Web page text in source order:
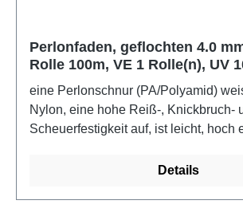
Perlonfaden, geflochten 4.0
Rolle 100m, VE 1 Rolle(n), UV
eine Perlonschnur (PA/Polyamid)
Nylon, eine hohe Reiß-, Knickbruch-
Scheuerfestigkeit auf, ist leicht, hoch
Motten und Termiten.Farbe: weiß
Details